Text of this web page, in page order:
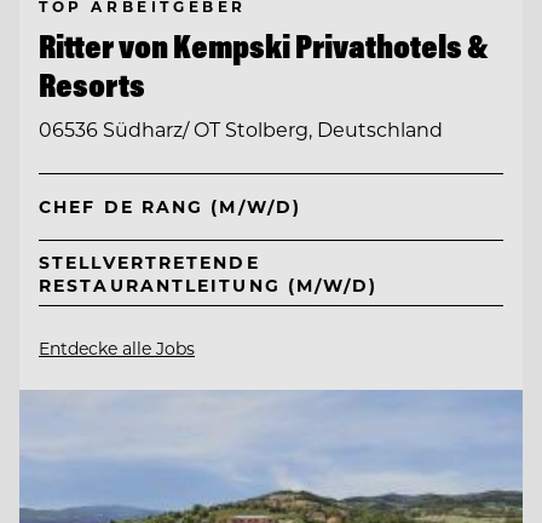
TOP ARBEITGEBER
Ritter von Kempski Privathotels &
Resorts
06536 Südharz/ OT Stolberg, Deutschland
CHEF DE RANG (M/W/D)
STELLVERTRETENDE
RESTAURANTLEITUNG (M/W/D)
Entdecke alle Jobs